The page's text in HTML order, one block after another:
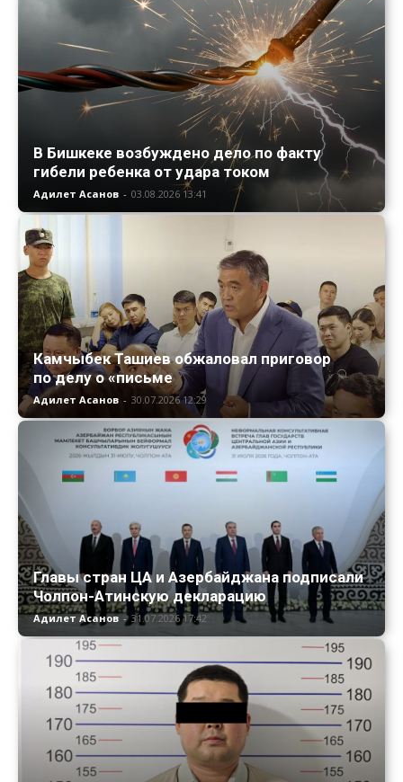
В Бишкеке возбуждено дело по факту
гибели ребенка от удара током
Адилет Асанов - 03.08.2026 13:41
Камчыбек Ташиев обжаловал приговор
по делу о «письме
Адилет Асанов - 30.07.2026 12:29
Главы стран ЦА и Азербайджана подписали
Чолпон-Атинскую декларацию
Адилет Асанов - 31.07.2026 17:42